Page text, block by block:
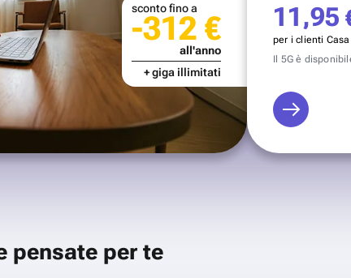
sconto fino a
-312 €
all'anno
+ giga illimitati
11,95
per i clienti
Il 5G è
pensate per te